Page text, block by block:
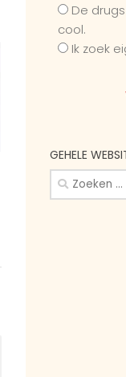
De
cool.
Ik zoek
GEHELE
Zoeken
naar: